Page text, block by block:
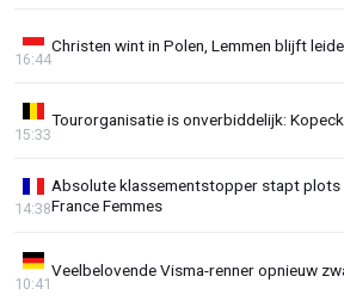
Christen wint in Polen, Lemmen blijft
16:44
Tourorganisatie is onverbiddelijk:
15:33
Absolute klassementstopper stapt plots
France Femmes
14:38
Veelbelovende Visma-renner opnieuw
10:41